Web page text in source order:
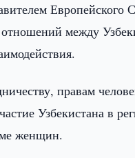
между
правам
Узбекистана в
женщин.